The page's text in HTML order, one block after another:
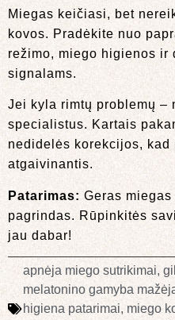
Miegas keičiasi, bet
kovos. Pradėkite nuo
režimo, miego higienos ir
signalams.
Jei kyla rimtų problemų –
specialistus. Kartais
nedidelės korekcijos,
atgaivinantis.
Patarimas: Geras
pagrindas. Rūpinkitės
jau dabar!
apnėja miego sutrikimai,
melatonino gamyba
higiena patarimai, miego